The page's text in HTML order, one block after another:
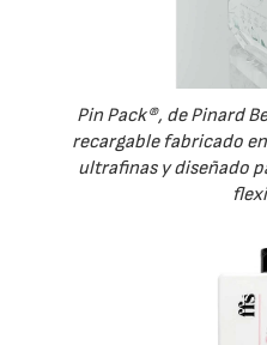
Pin Pack®, de Pinard
recargable fabricado
ultrafinas y diseñado